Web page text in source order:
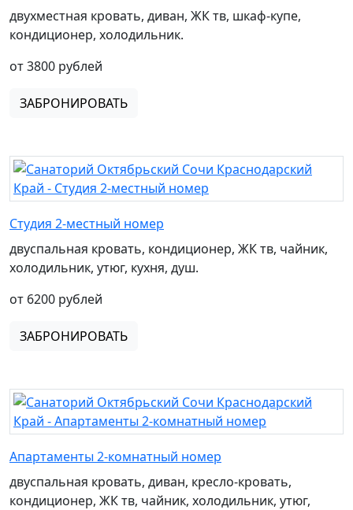
двухместная кровать, диван, ЖК тв, шкаф-купе,
кондиционер, холодильник.
от 3800 рублей
ЗАБРОНИРОВАТЬ
Студия 2-местный номер
двуспальная кровать, кондиционер, ЖК тв, чайник,
холодильник, утюг, кухня, душ.
от 6200 рублей
ЗАБРОНИРОВАТЬ
Апартаменты 2-комнатный номер
двуспальная кровать, диван, кресло-кровать,
кондиционер, ЖК тв, чайник, холодильник, утюг,